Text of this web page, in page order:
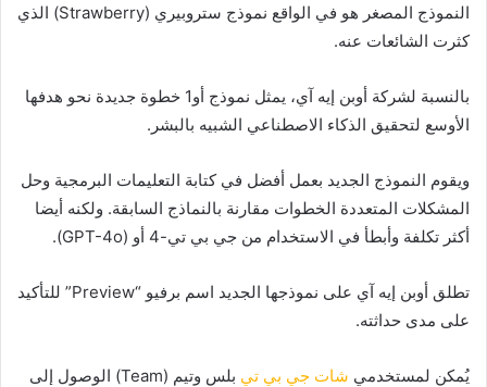
النموذج المصغر هو في الواقع نموذج ستروبيري (Strawberry) الذي
كثرت الشائعات عنه.
بالنسبة لشركة أوبن إيه آي، يمثل نموذج أو1 خطوة جديدة نحو هدفها
الأوسع لتحقيق الذكاء الاصطناعي الشبيه بالبشر.
ويقوم النموذج الجديد بعمل أفضل في كتابة التعليمات البرمجية وحل
المشكلات المتعددة الخطوات مقارنة بالنماذج السابقة. ولكنه أيضا
أكثر تكلفة وأبطأ في الاستخدام من جي بي تي-4 أو (GPT-4o).
تطلق أوبن إيه آي على نموذجها الجديد اسم برفيو “Preview” للتأكيد
على مدى حداثته.
يُمكن لمستخدمي شات جي بي تي
بلس وتيم (Team) الوصول إلى